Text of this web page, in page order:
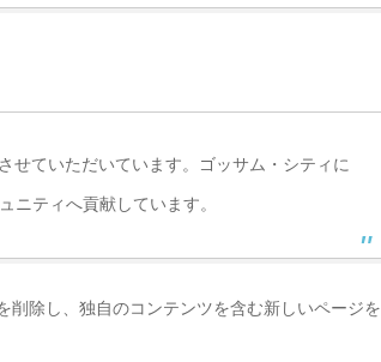
せていただいています。ゴッサム・シティに
ニティへ貢献しています。
削除し、独自のコンテンツを含む新しいページを